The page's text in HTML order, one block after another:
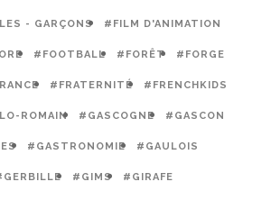
- GARÇONS #FILM D'ANIMATION
#FOOTBALL #FORÊT #FORGE
#FRATERNITÉ #FRENCHKIDS
ROMAIN #GASCOGNE #GASCON
#GASTRONOMIE #GAULOIS
#GIMS #GIRAFE